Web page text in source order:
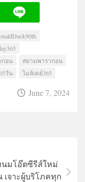
กอน
สยามพารากอน
วัน ไมล์เดย์365
June 7, 2024
นมโอ๊ตซีรีส์ใหม่
เจาะผู้บริโภคทุก